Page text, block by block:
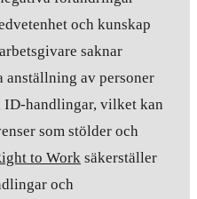
och kunskap
saknar
av personer
ID-handlingar, vilket kan
som stölder och
to Work säkerställer
och